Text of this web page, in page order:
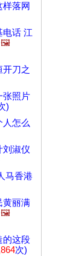
样落网
电话 江
🖼️
开刀之
张照片
)
人怎么
刘淑仪
马香港
黄丽满
🖼️
的这段
次)